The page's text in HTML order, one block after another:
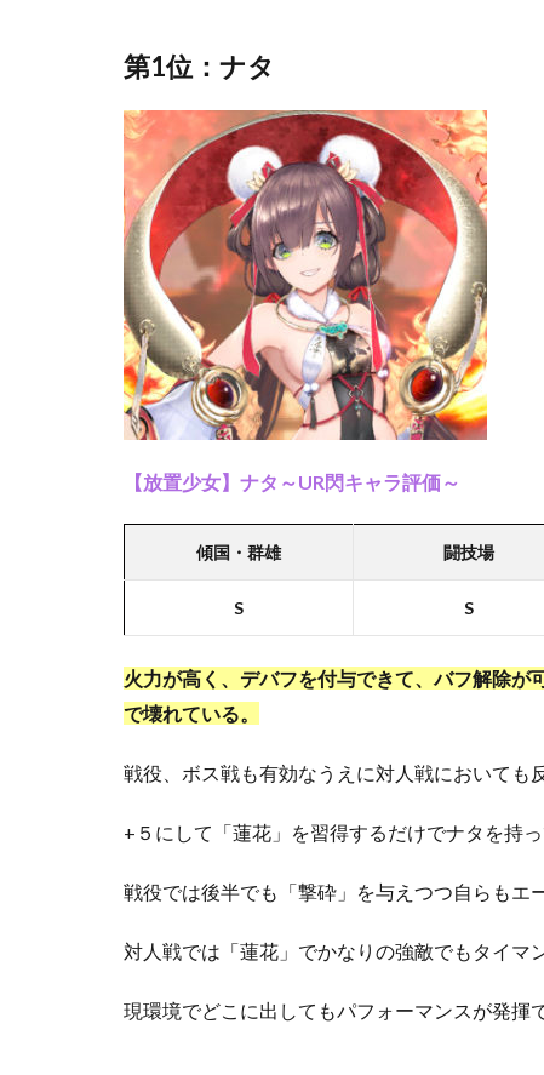
第1位：ナタ
【放置少女】ナタ～UR閃キャラ評価～
傾国・群雄 闘技場
S S
火力が高く、デバフを付与できて、バフ解除
で壊れている。
戦役、ボス戦も有効なうえに対人戦においても
+５にして「蓮花」を習得するだけでナタを持
戦役では後半でも「撃砕」を与えつつ自らもエ
対人戦では「蓮花」でかなりの強敵でもタイマ
現環境でどこに出してもパフォーマンスが発揮